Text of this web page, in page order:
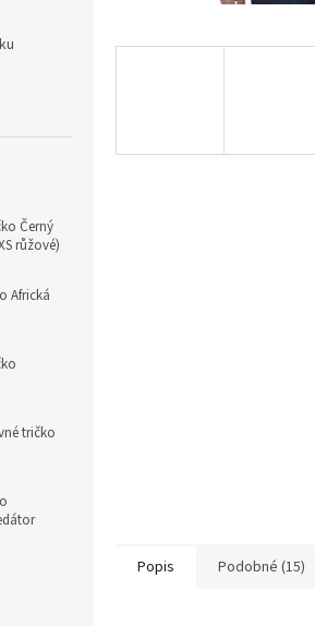
Černý
růžové)
Africká
tričko
Popis Podobné (15)